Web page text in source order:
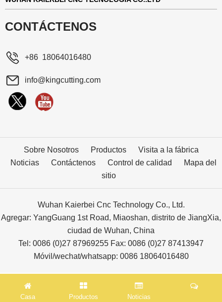
CONTÁCTENOS
+86 18064016480
info@kingcutting.com
Sobre Nosotros Productos
Visita a la fábrica
Noticias
Contáctenos Control de calidad
Mapa del
sitio
Wuhan Kaierbei Cnc Technology Co., Ltd.
Agregar: YangGuang 1st Road, Miaoshan, distrito de JiangXia,
ciudad de Wuhan, China
Tel: 0086 (0)27 87969255 Fax: 0086 (0)27 87413947
Móvil/wechat/whatsapp: 0086 18064016480
Casa Productos Noticias